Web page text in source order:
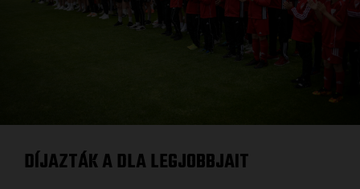
DÍJAZTÁK A DLA LEGJOBBJAIT